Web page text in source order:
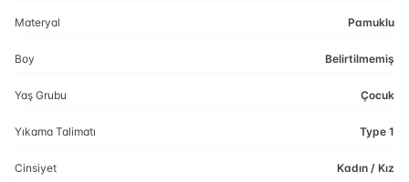
Materyal Pamuklu
Boy Belirtilmemiş
Yaş Grubu Çocuk
Yıkama Talimatı Type 1
Cinsiyet Kadın / Kız